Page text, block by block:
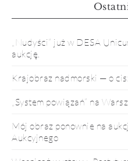
„Nudyści” już w DESA
aukcję.
Krajobraz nadmorski — o
„System powiązań” na
Mój obraz ponownie na
Aukcyjnego